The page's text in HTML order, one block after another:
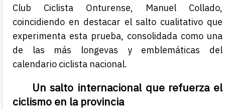
Club Ciclista Onturense, Manuel Collado,
coincidiendo en destacar el salto cualitativo que
experimenta esta prueba, consolidada como una
de las más longevas y emblemáticas del
calendario ciclista nacional.
Un salto internacional que refuerza el
ciclismo en la provincia